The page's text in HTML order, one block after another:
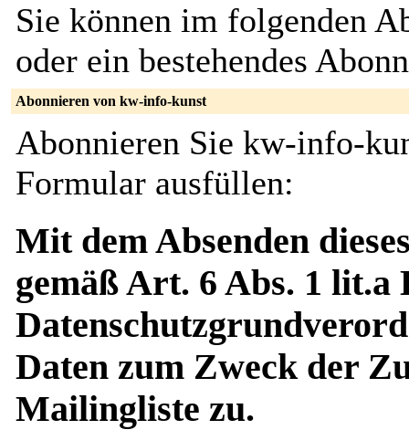
Sie können im folgenden
oder ein bestehendes
Abonnieren von kw-info-kunst
Abonnieren Sie kw-info-
Formular ausfüllen:
Mit dem Absenden
gemäß Art. 6 Abs. 1 lit.a
Daten zum Zweck der
Mailingliste zu.